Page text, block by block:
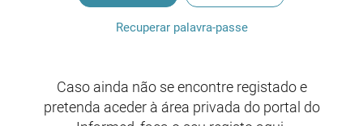
Recuperar palavra-passe
Caso ainda não se encontre registado e
pretenda aceder à área privada do portal do